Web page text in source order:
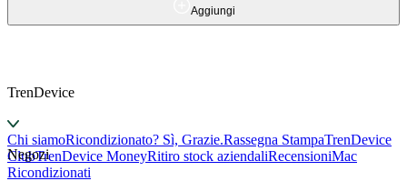
Aggiungi
TrenDevice
Chi siamoRicondizionato? Sì, Grazie.Rassegna StampaTrenDevice
ClubTrenDevice MoneyRitiro stock aziendaliRecensioniMac
Ricondizionati
Negozi